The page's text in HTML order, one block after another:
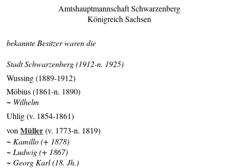
Amtshauptmannschaft Schwarzenberg
Königreich Sachsen
bekannte Besitzer waren die
Stadt Schwarzenberg (1912-n. 1925)
Wussing (1889-1912)
Möbius (1861-n. 1890)
~ Wilhelm
Uhlig (v. 1854-1861)
vonMüller(v. 1773-n. 1819)
~ Kamillo (+ 1878)
~ Ludwig (+ 1867)
~ Georg Karl (18. Jh.)